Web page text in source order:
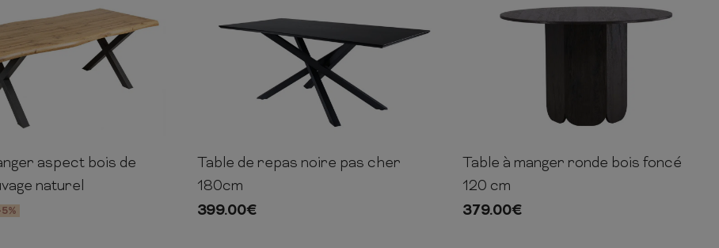
160cm
aspect bois de
naturel
76cm 180cm
Table de repas noire pas cher
180cm
399.00€
75cm 120cm 120cm
Table à manger ronde bois foncé
120 cm
379.00€